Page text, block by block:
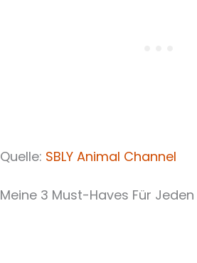
Quelle: SBLY Animal Channel
Meine 3 Must-Haves Für